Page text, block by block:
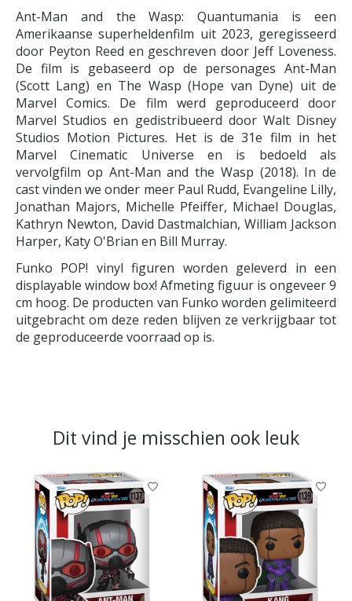
Ant-Man and the Wasp: Quantumania is een
Amerikaanse superheldenfilm uit 2023, geregisseerd
door Peyton Reed en geschreven door Jeff Loveness.
De film is gebaseerd op de personages Ant-Man
(Scott Lang) en The Wasp (Hope van Dyne) uit de
Marvel Comics. De film werd geproduceerd door
Marvel Studios en gedistribueerd door Walt Disney
Studios Motion Pictures. Het is de 31e film in het
Marvel Cinematic Universe en is bedoeld als
vervolgfilm op Ant-Man and the Wasp (2018). In de
cast vinden we onder meer Paul Rudd, Evangeline Lilly,
Jonathan Majors, Michelle Pfeiffer, Michael Douglas,
Kathryn Newton, David Dastmalchian, William Jackson
Harper, Katy O'Brian en Bill Murray.
Funko POP! vinyl figuren worden geleverd in een
displayable window box! Afmeting figuur is ongeveer 9
cm hoog. De producten van Funko worden gelimiteerd
uitgebracht om deze reden blijven ze verkrijgbaar tot
de geproduceerde voorraad op is.
Dit vind je misschien ook leuk
Items van productcarrousel